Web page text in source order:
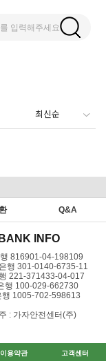
입력해주세요
Q&A
BANK INFO
816901-04-198109
행 301-0140-6735-11
221-371433-04-017
행 100-029-662730
행 1005-702-598613
: 가자안전센터(주)
이용약관 고객센터